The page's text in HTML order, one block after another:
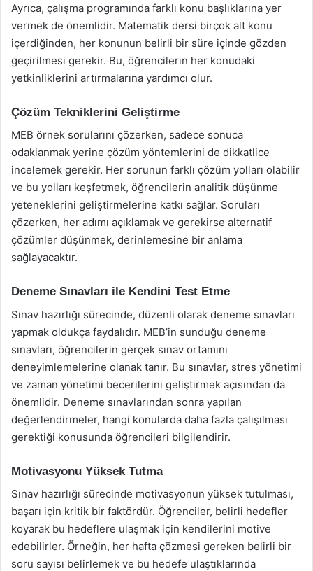
Ayrıca, çalışma programında farklı konu başlıklarına yer
vermek de önemlidir. Matematik dersi birçok alt konu
içerdiğinden, her konunun belirli bir süre içinde gözden
geçirilmesi gerekir. Bu, öğrencilerin her konudaki
yetkinliklerini artırmalarına yardımcı olur.
Çözüm Tekniklerini Geliştirme
MEB örnek sorularını çözerken, sadece sonuca
odaklanmak yerine çözüm yöntemlerini de dikkatlice
incelemek gerekir. Her sorunun farklı çözüm yolları olabilir
ve bu yolları keşfetmek, öğrencilerin analitik düşünme
yeteneklerini geliştirmelerine katkı sağlar. Soruları
çözerken, her adımı açıklamak ve gerekirse alternatif
çözümler düşünmek, derinlemesine bir anlama
sağlayacaktır.
Deneme Sınavları ile Kendini Test Etme
Sınav hazırlığı sürecinde, düzenli olarak deneme sınavları
yapmak oldukça faydalıdır. MEB’in sunduğu deneme
sınavları, öğrencilerin gerçek sınav ortamını
deneyimlemelerine olanak tanır. Bu sınavlar, stres yönetimi
ve zaman yönetimi becerilerini geliştirmek açısından da
önemlidir. Deneme sınavlarından sonra yapılan
değerlendirmeler, hangi konularda daha fazla çalışılması
gerektiği konusunda öğrencileri bilgilendirir.
Motivasyonu Yüksek Tutma
Sınav hazırlığı sürecinde motivasyonun yüksek tutulması,
başarı için kritik bir faktördür. Öğrenciler, belirli hedefler
koyarak bu hedeflere ulaşmak için kendilerini motive
edebilirler. Örneğin, her hafta çözmesi gereken belirli bir
soru sayısı belirlemek ve bu hedefe ulaştıklarında